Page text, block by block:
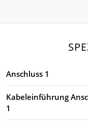
Anschluss 1
Kabeleinführung
1